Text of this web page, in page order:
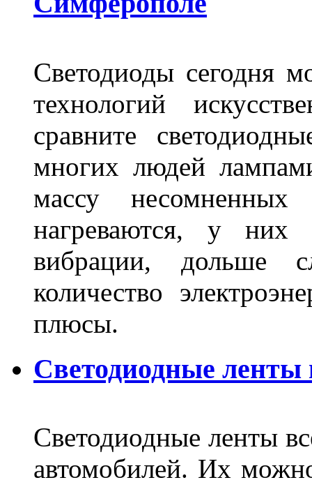
Светодиоды сегодня
технологий
сравните
многих людей
массу
нагреваются, у них
вибрации, дольше
количество
плюсы.
Светодиодные
Светодиодные ленты
автомобилей. Их